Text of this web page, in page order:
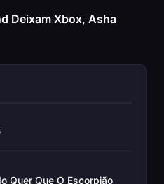
Deixam Xbox, Asha
Quer Que O Escorpião